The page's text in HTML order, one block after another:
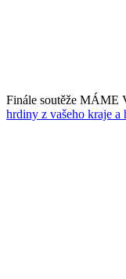
Finále soutěže MÁME
hrdiny z vašeho kraje a